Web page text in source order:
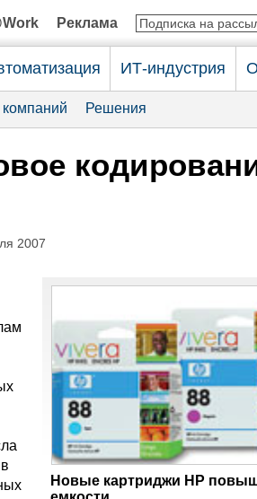
Реклама
ИТ-индустрия
Решения
2007
Новые картриджи HP